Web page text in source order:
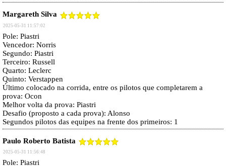
Margareth Silva
2025-05-31 11:57:02
Pole: Piastri
Vencedor: Norris
Segundo: Piastri
Terceiro: Russell
Quarto: Leclerc
Quinto: Verstappen
Último colocado na corrida, entre os pilotos que completarem a
prova: Ocon
Melhor volta da prova: Piastri
Desafio (proposto a cada prova): Alonso
Segundos pilotos das equipes na frente dos primeiros: 1
Paulo Roberto Batista
2025-05-31 11:56:48
Pole: Piastri